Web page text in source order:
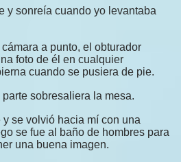
y sonreía cuando yo levantaba
a punto, el obturador
foto de él en cualquier
cuando se pusiera de pie.
sobresaliera la mesa.
se volvió hacia mí con una
se fue al baño de hombres para
una buena imagen.